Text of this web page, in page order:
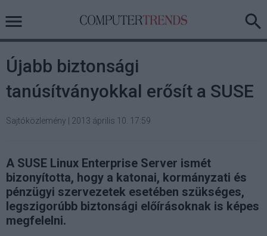
Újabb biztonsági
tanúsítványokkal erősít a SUSE
Sajtóközlemény 2013 április 10. 17:59
A SUSE Linux Enterprise Server ismét
bizonyította, hogy a katonai, kormányzati és
pénzügyi szervezetek esetében szükséges,
legszigorúbb biztonsági előírásoknak is képes
megfelelni.